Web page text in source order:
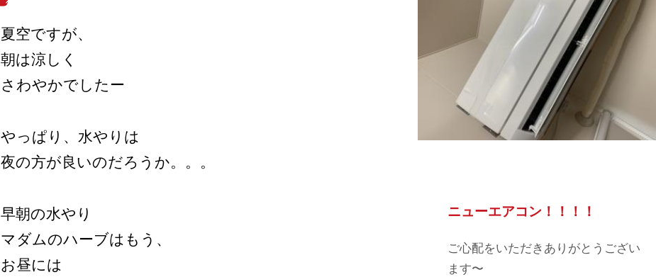
夏空ですが、
朝は涼しく
さわやかでしたー
やっぱり、水やりは
夜の方が良いのだろうか。。。
早朝の水やり
マダムのハーブはもう、
お昼には
ニューエアコン！！！！
ご心配をいただきありがとうござい
ます〜